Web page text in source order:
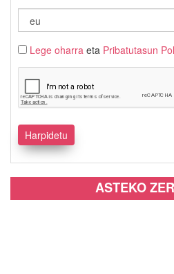
Lege oharra eta Pribatutasun
ASTEKO